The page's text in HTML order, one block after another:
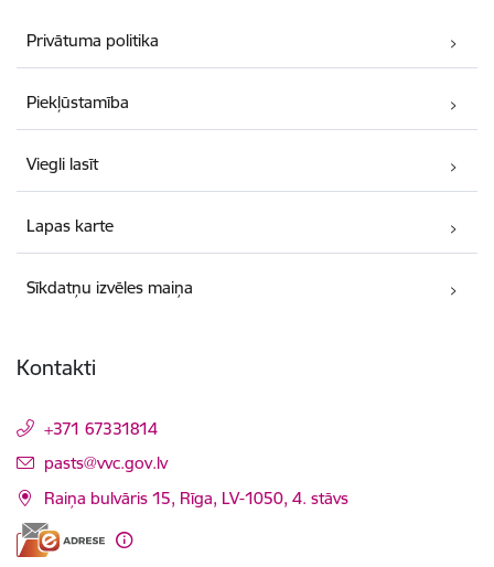
Privātuma politika
Piekļūstamība
Viegli lasīt
Lapas karte
Sīkdatņu izvēles maiņa
Kontakti
+371 67331814
E-pasts:
pasts@vvc.gov.lv
Raiņa bulvāris 15, Rīga, LV-1050, 4. stāvs